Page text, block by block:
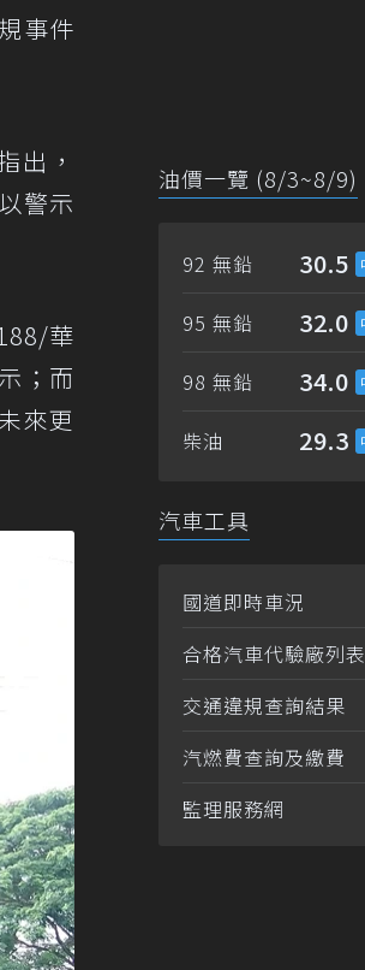
事件
出，
警示
華
；而
來更
油價一覽 (8/3~8/9)
92 無鉛 30.5
95 無鉛 32.0
98 無鉛 34.0
柴油 29.3
汽車工具
國道即時車況
合格汽車代驗廠列表
交通違規查詢結果
汽燃費查詢及繳費
監理服務網